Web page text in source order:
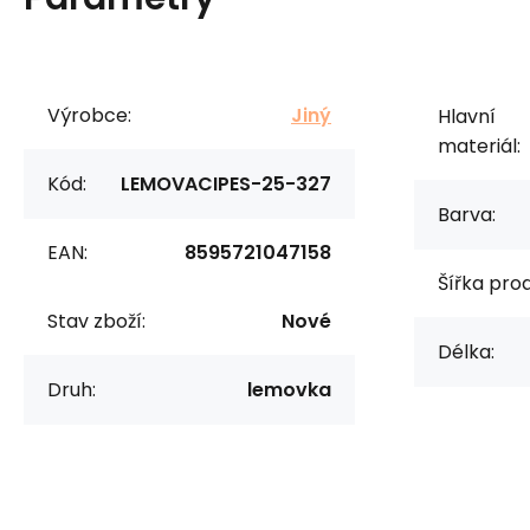
Výrobce: Jiný
Kód: LEMOVACIPES-25-327
EAN: 8595721047158
Stav zboží: Nové
Druh: lemovka
Hlavní
materiál:
Barva:
Šířka
Délka: